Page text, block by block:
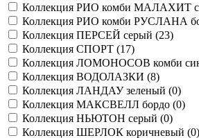
Коллекция РИО комби МАЛАХИТ
Коллекция РИО комби РУСЛАНА
Коллекция ПЕРСЕЙ серый (23)
Коллекция СПОРТ (17)
Коллекция ЛОМОНОСОВ комби
Коллекция ВОДОЛАЗКИ (8)
Коллекция ЛАНДАУ зеленый (0)
Коллекция МАКСВЕЛЛ бордо (0)
Коллекция НЬЮТОН серый (0)
Коллекция ШЕРЛОК коричневый (0)